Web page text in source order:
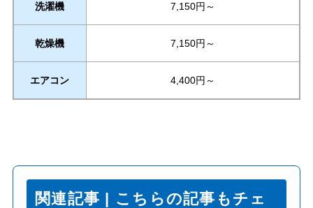
洗濯機 7,150円～
乾燥機 7,150円～
エアコン 4,400円～
関連記事 | こちらの記事もチェ